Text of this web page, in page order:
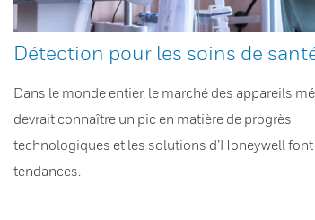
Détection pour les soins de
Dans le monde entier, le marché des appareils
devrait connaître un pic en matière de progrès
technologiques et les solutions d’Honeywell font
tendances.